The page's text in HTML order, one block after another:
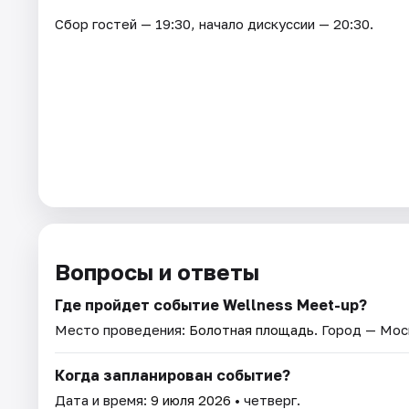
Сбор гостей — 19:30, начало дискуссии — 20:30.
Вопросы и ответы
Где пройдет событие Wellness Meet-up?
Место проведения: Болотная площадь. Город —
Когда запланирован событие?
Дата и время: 9 июля 2026 • четверг.